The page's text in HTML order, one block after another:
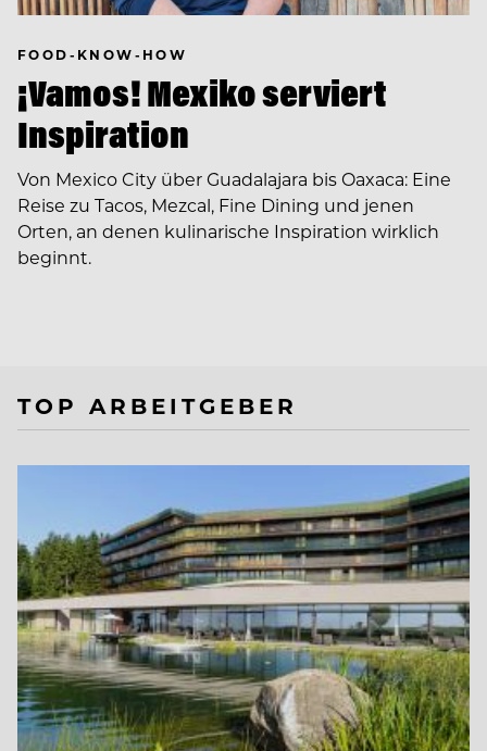
FOOD-KNOW-HOW
¡Vamos! Mexiko serviert
Inspiration
Von Mexico City über Guadalajara bis Oaxaca: Eine
Reise zu Tacos, Mezcal, Fine Dining und jenen
Orten, an denen kulinarische Inspiration wirklich
beginnt.
TOP ARBEITGEBER